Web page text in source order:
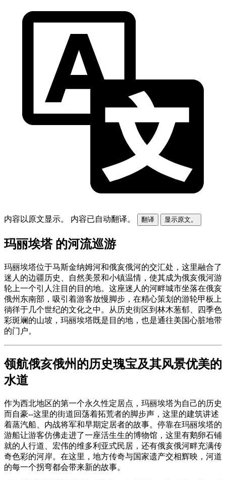
内容以原文显示。 内容已自动翻译。 翻译 显示原文。
玛丽埃塔 的河流巡游
玛丽埃塔位于马斯金纳姆河和俄亥俄河的交汇处，这里融合了
迷人的边疆历史、自然美景和小镇温情，使其成为俄亥俄河游
轮上一个引人注目的目的地。这座迷人的河畔城市坐落在俄亥
俄州东南部，吸引着游客放慢脚步，在精心策划的游轮甲板上
徜徉于几个世纪的文化之中。从历史街区到林木葱郁、四季色
彩斑斓的山坡，玛丽埃塔既是目的地，也是通往美国心脏地带
的门户。
领航俄亥俄州的历史瑰宝及其风景优美的
水道
作为西北地区的第一个永久性定居点，玛丽埃塔为自己的历史
而自豪--这里的街道回荡着拓荒者的脚步声，这里的建筑讲述
着蒸汽船、内战将军和早期定居者的故事。停靠在玛丽埃塔的
游船让游客仿佛走进了一座活生生的博物馆，这里有鹅卵石铺
就的人行道、宏伟的维多利亚式民居，还有俄亥俄河畔充满传
奇色彩的河岸。在这里，地方传奇与国家遗产交相辉映，河道
的每一个拐弯都会带来新的故事。